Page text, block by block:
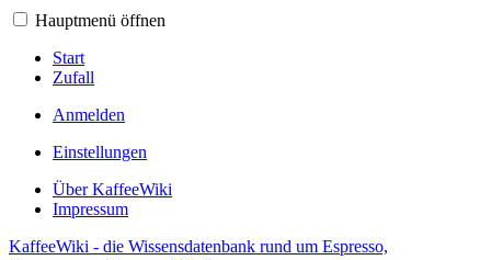
Hauptmenü öffnen
Start
Zufall
Anmelden
Einstellungen
Über KaffeeWiki
Impressum
KaffeeWiki - die Wissensdatenbank rund um Espresso,